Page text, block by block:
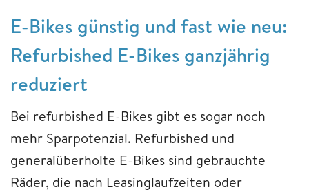
E-Bikes günstig und fast wie neu:
Refurbished E-Bikes ganzjährig
reduziert
Bei refurbished E-Bikes gibt es sogar noch
mehr Sparpotenzial. Refurbished und
generalüberholte E-Bikes sind gebrauchte
Räder, die nach Leasinglaufzeiten oder